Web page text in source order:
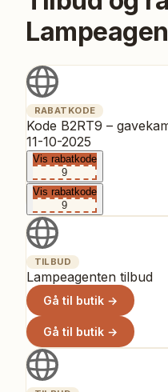
RABATKODE
Kode B2RT9 –
11-10-2025
Vis rabatkode
9
Vis rabatkode
9
TILBUD
Lampeagenten tilbud
Gå til butik →
Gå til butik →